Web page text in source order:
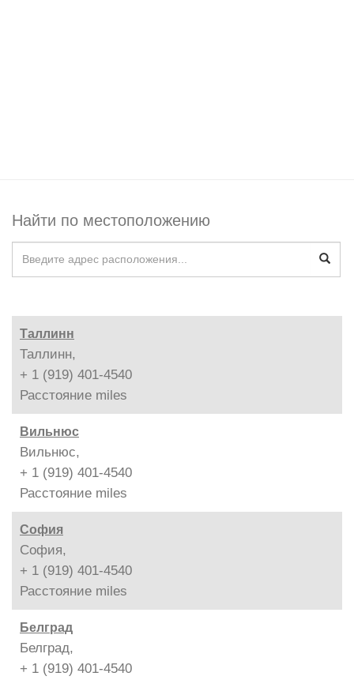
Найти по местоположению
Таллинн
Таллинн,
+ 1 (919) 401-4540
Расстояние miles
Вильнюс
Вильнюс,
+ 1 (919) 401-4540
Расстояние miles
София
София,
+ 1 (919) 401-4540
Расстояние miles
Белград
Белград,
+ 1 (919) 401-4540